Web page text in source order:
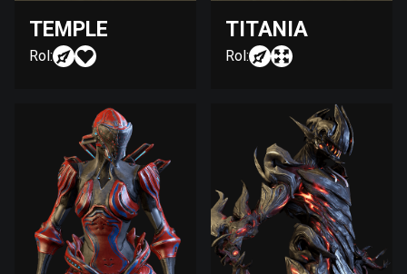
TEMPLE
Rol:
TITANIA
Rol: